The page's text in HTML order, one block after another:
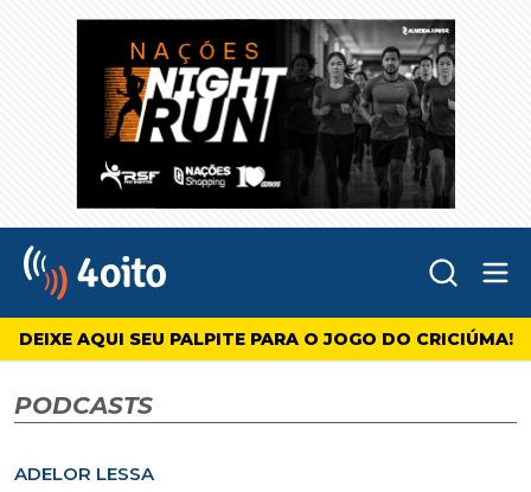
4oito
DEIXE AQUI SEU PALPITE PARA O JOGO DO CRICIÚMA!
PODCASTS
ADELOR LESSA